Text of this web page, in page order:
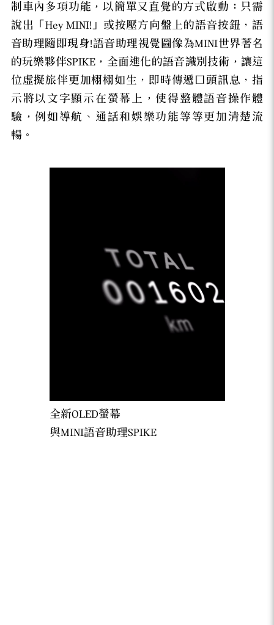
全新OLED螢幕
與MINI語音助理SPIKE
制車內多項功能，以簡單又直覺的方式啟動：只需
說出「Hey MINI!」或按壓方向盤上的語音按鈕，語
音助理隨即現身!語音助理視覺圖像為MINI世界著名
的玩樂夥伴SPIKE，全面進化的語音識別技術，讓這
位虛擬旅伴更加栩栩如生，即時傳遞口頭訊息，指
示將以文字顯示在螢幕上，使得整體語音操作體
驗，例如導航、通話和娛樂功能等等更加清楚流
暢。